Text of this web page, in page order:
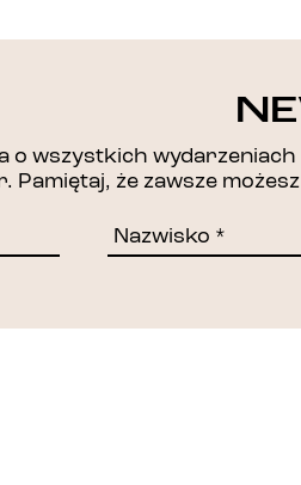
o wszystkich
Pamiętaj, że zawsze